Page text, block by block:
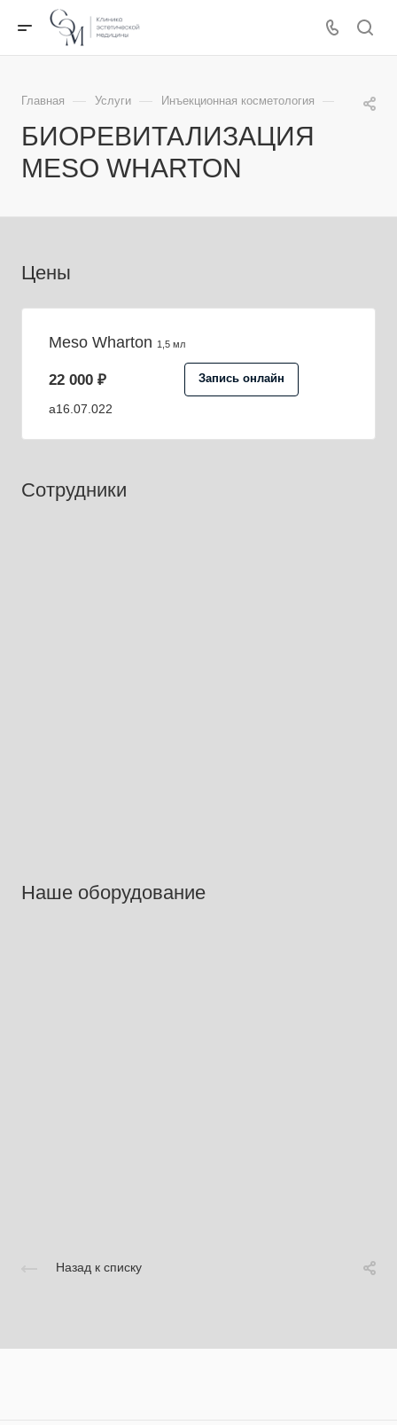
Главная — Услуги — Инъекционная косметология —
БИОРЕВИТАЛИЗАЦИЯ
MESO WHARTON
Цены
Meso Wharton 1,5 мл
a16.07.022
22 000 ₽ Запись онлайн
Сотрудники
Наше оборудование
Назад к списку